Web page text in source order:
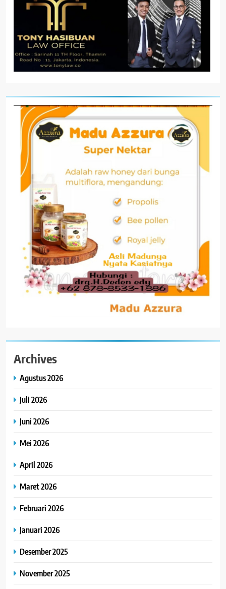
Archives
Agustus 2026
Juli 2026
Juni 2026
Mei 2026
April 2026
Maret 2026
Februari 2026
Januari 2026
Desember 2025
November 2025